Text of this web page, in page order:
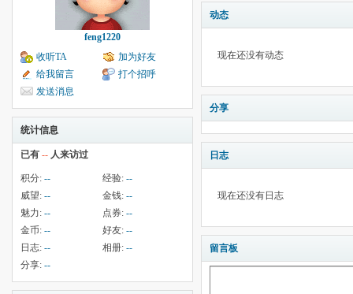
feng1220
收听TA
加为好友
给我留言
打个招呼
发送消息
统计信息
已有 -- 人来访过
积分: -- 经验: --
威望: -- 金钱: --
魅力: -- 点券: --
金币: -- 好友: --
日志: -- 相册: --
分享: --
动态
现在还没有动态
分享
日志
现在还没有日志
留言板